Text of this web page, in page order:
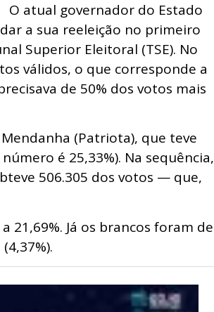
O atual governador do Estado
a sua reeleição no primeiro
Superior Eleitoral (TSE). No
válidos, o que corresponde a
de 50% dos votos mais
(Patriota), que teve
é 25,33%). Na sequência,
506.305 dos votos — que,
21,69%. Já os brancos foram de